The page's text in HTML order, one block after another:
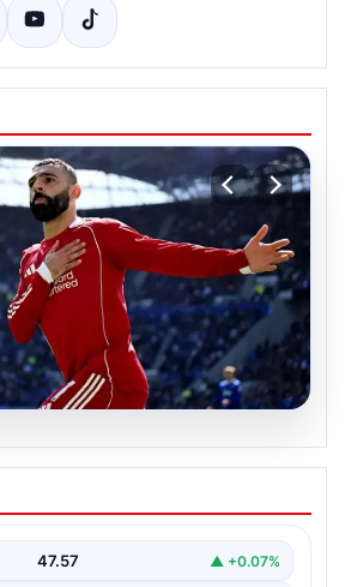
Mohamed Salah
Noktayı Koydu: Resmi
süredir yoğun olarak gündemde
47.57 ▲ +0.07%